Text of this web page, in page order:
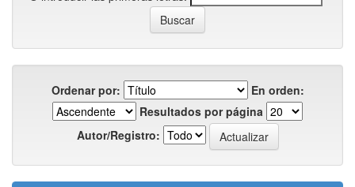
Ordenar por:
En orden:
Resultados por página
Autor/Registro: